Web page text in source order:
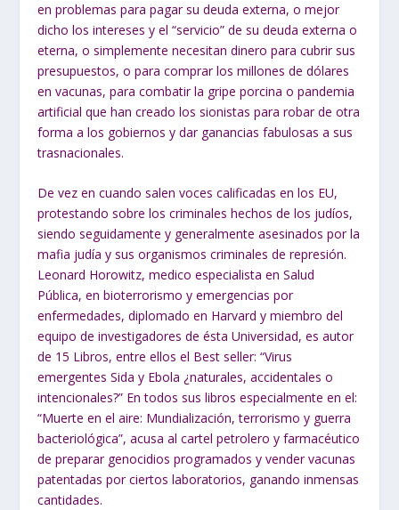
en problemas para pagar su deuda externa, o mejor
dicho los intereses y el “servicio” de su deuda externa o
eterna, o simplemente necesitan dinero para cubrir sus
presupuestos, o para comprar los millones de dólares
en vacunas, para combatir la gripe porcina o pandemia
artificial que han creado los sionistas para robar de otra
forma a los gobiernos y dar ganancias fabulosas a sus
trasnacionales.
De vez en cuando salen voces calificadas en los EU,
protestando sobre los criminales hechos de los judíos,
siendo seguidamente y generalmente asesinados por la
mafia judía y sus organismos criminales de represión.
Leonard Horowitz, medico especialista en Salud
Pública, en bioterrorismo y emergencias por
enfermedades, diplomado en Harvard y miembro del
equipo de investigadores de ésta Universidad, es autor
de 15 Libros, entre ellos el Best seller: “Virus
emergentes Sida y Ebola ¿naturales, accidentales o
intencionales?” En todos sus libros especialmente en el:
“Muerte en el aire: Mundialización, terrorismo y guerra
bacteriológica”, acusa al cartel petrolero y farmacéutico
de preparar genocidios programados y vender vacunas
patentadas por ciertos laboratorios, ganando inmensas
cantidades.